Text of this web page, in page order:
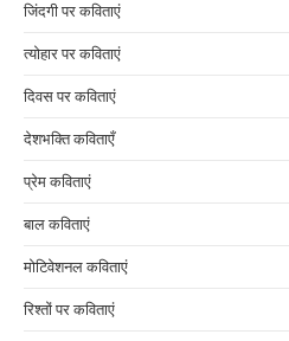
जिंदगी पर कविताएं
त्योहार पर कविताएं
दिवस पर कविताएं
देशभक्ति कविताएँ
प्रेम कविताएं
बाल कविताएं
मोटिवेशनल कविताएं
रिश्तों पर कविताएं